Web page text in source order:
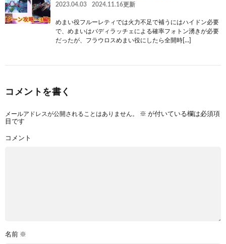
2023.04.03 2024.11.16更新
めまい役フルーレティでは火力不足で補うにはハイドン必要
で、めまいはバディラッチェによる確率フォトン湧きが必要
だったが、フラウロスめまい役にしたら全開時[…]
コメントを書く
メールアドレスが公開されることはありません。 ※ が付いている欄は必須項
目です
コメント
名前 ※